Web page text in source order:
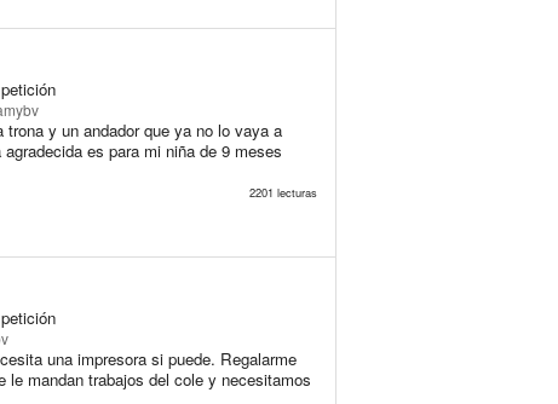
y un andador que ya no lo vaya a
es para mi niña de 9 meses
2201 lecturas
una impresora si puede. Regalarme
mandan trabajos del cole y necesitamos